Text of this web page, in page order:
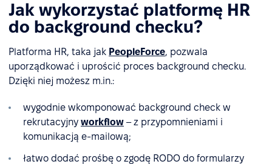
Jak wykorzystać platformę HR
do background checku?
Platforma HR, taka jak PeopleForce, pozwala
uporządkować i uprościć proces background checku.
Dzięki niej możesz m.in.:
wygodnie wkomponować background check w
rekrutacyjny workflow – z przypomnieniami i
komunikacją e-mailową;
łatwo dodać prośbę o zgodę RODO do formularzy